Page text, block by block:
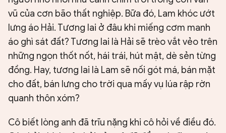
vũ của cơn bão thất nghiệp. Bữa đó, Lam khóc ướt
lưng áo Hải. Tương lai ở đâu khi miếng cơm manh
áo ghì sát đất? Tương lai là Hải sẽ trèo vắt vẻo trên
những ngọn thốt nốt, hái trái, hút mật, dè sẻn từng
đồng. Hay, tương lai là Lam sẽ nối gót má, bán mặt
cho đất, bán lưng cho trời qua mấy vụ lúa rập rờn
quanh thôn xóm?
Cô biết lòng anh đã trĩu nặng khi cô hỏi về điều đó.